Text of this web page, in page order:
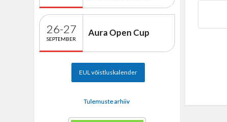
26-27
SEPTEMBER
Aura Open Cup
EUL võistluskalender
Tulemuste arhiiv